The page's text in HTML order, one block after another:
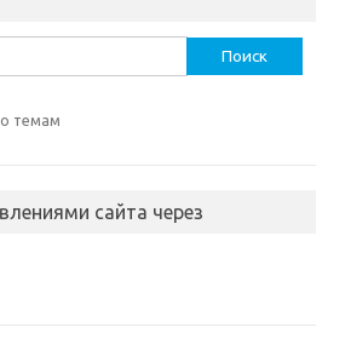
темам
сайта через